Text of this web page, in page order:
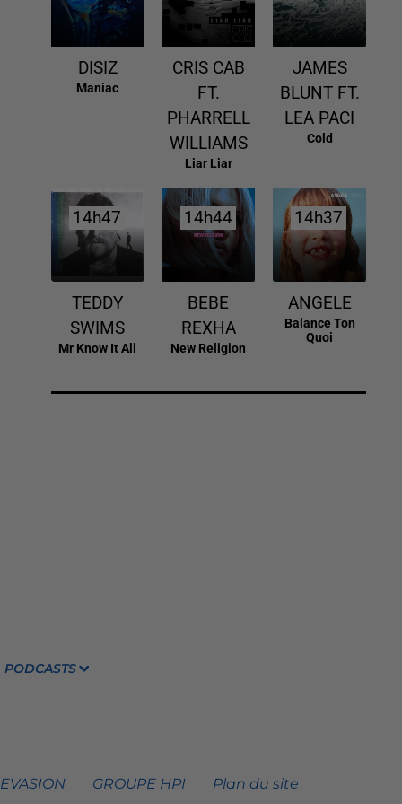
DISIZ
Maniac
CRIS CAB
FT.
PHARRELL
WILLIAMS
Liar Liar
JAMES
BLUNT FT.
LEA PACI
Cold
14h47
14h47
TEDDY
SWIMS
Mr Know It All
14h44
14h44
BEBE
REXHA
New Religion
14h37
14h37
ANGELE
Balance Ton
Quoi
PODCASTS
GROUPE HPI Plan du site